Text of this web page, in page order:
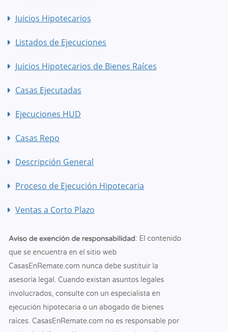
Juicios Hipotecarios
Listados de Ejecuciones
Juicios Hipotecarios de Bienes Raíces
Casas Ejecutadas
Ejecuciones HUD
Casas Repo
Descripción General
Proceso de Ejecución Hipotecaria
Ventas a Corto Plazo